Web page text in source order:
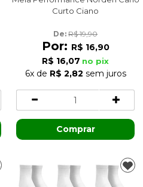
Curto Ciano
De: R$ 19,90
Por: R$ 16,90
R$ 16,07 no pix
6xde R$ 2,82 sem juros
Comprar